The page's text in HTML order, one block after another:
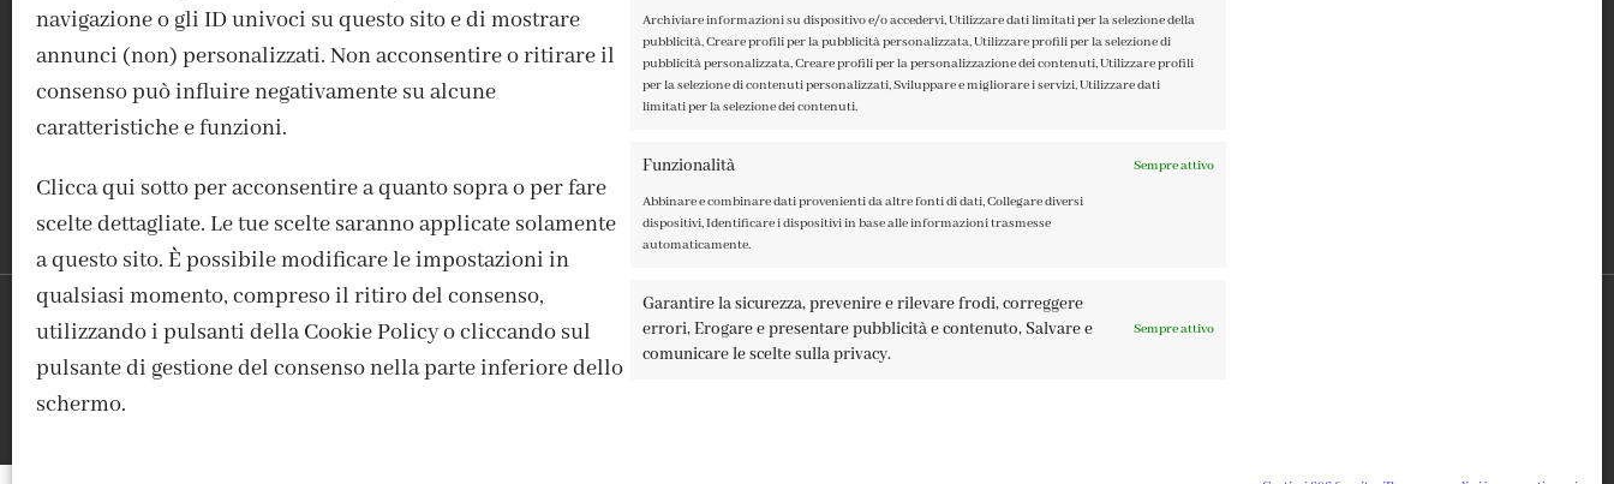
navigazione o gli ID univoci su questo sito e di mostrare
annunci (non) personalizzati. Non acconsentire o ritirare il
consenso può influire negativamente su alcune
caratteristiche e funzioni.
Clicca qui sotto per acconsentire a quanto sopra o per fare
scelte dettagliate. Le tue scelte saranno applicate solamente
a questo sito. È possibile modificare le impostazioni in
qualsiasi momento, compreso il ritiro del consenso,
utilizzando i pulsanti della Cookie Policy o cliccando sul
pulsante di gestione del consenso nella parte inferiore dello
schermo.
Archiviare informazioni su dispositivo e/o accedervi, Utilizzare dati limitati per la selezione della
pubblicità, Creare profili per la pubblicità personalizzata, Utilizzare profili per la selezione di
pubblicità personalizzata, Creare profili per la personalizzazione dei contenuti, Utilizzare profili
per la selezione di contenuti personalizzati, Sviluppare e migliorare i servizi, Utilizzare dati
limitati per la selezione dei contenuti.
Funzionalità Sempre attivo
Abbinare e combinare dati provenienti da altre fonti di dati, Collegare diversi
dispositivi, Identificare i dispositivi in base alle informazioni trasmesse
automaticamente.
Garantire la sicurezza, prevenire e rilevare frodi, correggere
errori, Erogare e presentare pubblicità e contenuto, Salvare e
comunicare le scelte sulla privacy.
Sempre attivo
ISCRIVITI ALLA NEWSLETTER
FABBRICA DEL COLORE, VIA TAGLIAMENTO 13, 23900 LECCO – ©ABRALUX SRL P.IVA 01504540137 | DESIGN BY